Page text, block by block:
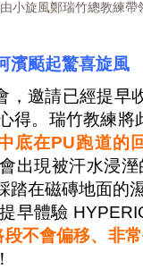
小旋風鄭瑞竹總教練
濱颳起驚喜旋風
，邀請已經提早
得。瑞竹教練將
底在PU跑道的
出現被汗水浸
踏在磁磚地面的
早體驗
段不會偏移、非